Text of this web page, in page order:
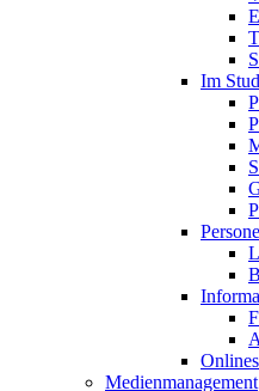
Im
Medienmanagement